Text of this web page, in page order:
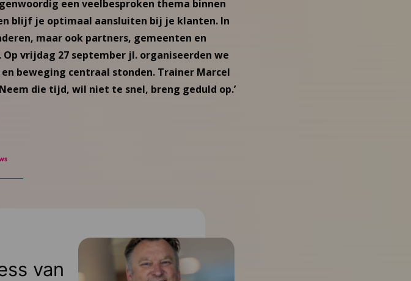
een veelbesproken thema binnen
blijf je optimaal aansluiten bij je klanten. In
maar ook partners, gemeenten en
vrijdag 27 september jl. organiseerden we
beweging centraal stonden. Trainer Marcel
die tijd, wil niet te snel, breng geduld op.’
van